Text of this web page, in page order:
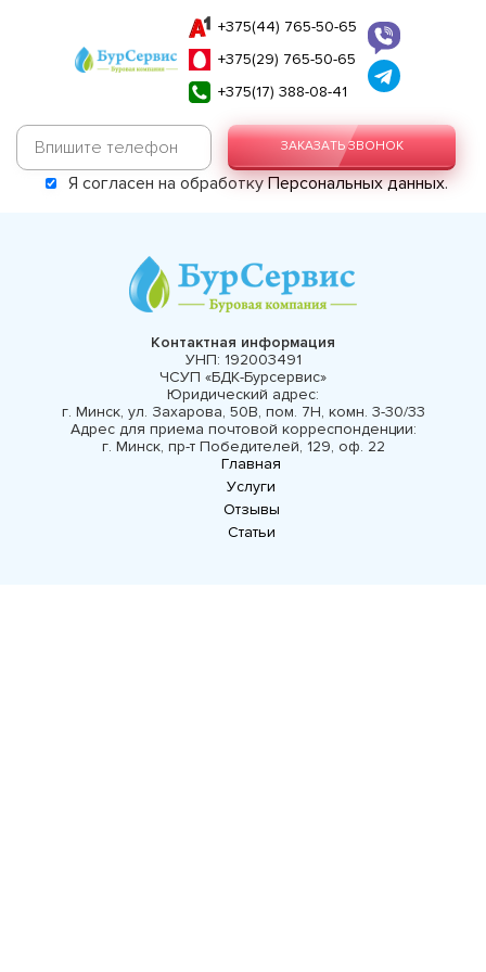
+375(44) 765-50-65
+375(29) 765-50-65
+375(17) 388-08-41
ЗАКАЗАТЬ ЗВОНОК
Я согласен на обработкуПерсональных данных.
Контактная информация
УНП: 192003491
ЧСУП «БДК-Бурсервис»
Юридический адрес:
г. Минск, ул. Захарова, 50В, пом. 7Н, комн. 3-30/33
Адрес для приема почтовой корреспонденции:
г. Минск, пр-т Победителей, 129, оф. 22
Главная
Услуги
Отзывы
Статьи